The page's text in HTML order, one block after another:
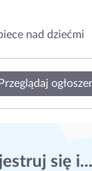
nad dziećmi
Przeglądaj
się i...